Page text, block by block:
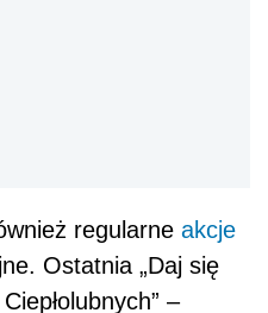
regularne akcje
Ostatnia „Daj się
–